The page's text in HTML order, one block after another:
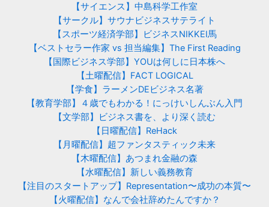
【サイエンス】中島科学工作室
【サークル】サウナビジネスサテライト
【スポーツ経済学部】ビジネスNIKKEI馬
【ベストセラー作家 vs 担当編集】The First Reading
【国際ビジネス学部】YOUは何しに日本株へ
【土曜配信】FACT LOGICAL
【学食】ラーメンDEビジネス名著
【教育学部】４歳でもわかる！にっけいしんぶん入門
【文学部】ビジネス書を、より深く読む
【日曜配信】ReHack
【月曜配信】超ファンタスティック未来
【木曜配信】あつまれ金融の森
【水曜配信】新しい義務教育
【注目のスタートアップ】Representation〜成功の本質〜
【火曜配信】なんで会社辞めたんですか？